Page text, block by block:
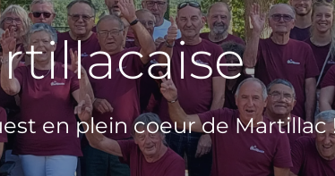
en plein coeur de Martillac